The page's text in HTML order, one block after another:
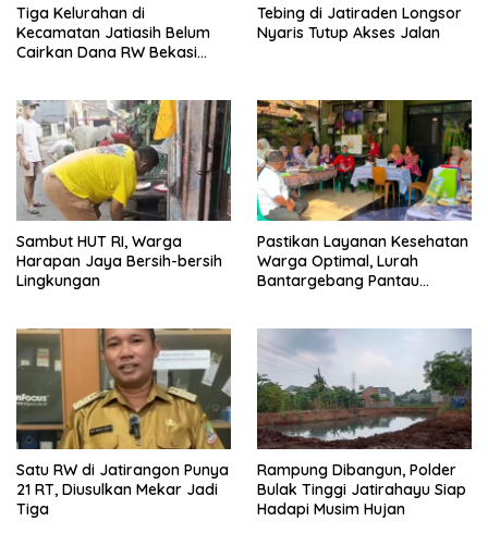
Tiga Kelurahan di
Kecamatan Jatiasih Belum
Cairkan Dana RW Bekasi
Tebing di Jatiraden Longsor
Nyaris Tutup Akses Jalan
Sambut HUT RI, Warga
Harapan Jaya Bersih-bersih
Lingkungan
Pastikan Layanan Kesehatan
Warga Optimal, Lurah
Bantargebang Pantau
Satu RW di Jatirangon Punya
21 RT, Diusulkan Mekar Jadi
Tiga
Rampung Dibangun, Polder
Bulak Tinggi Jatirahayu Siap
Hadapi Musim Hujan